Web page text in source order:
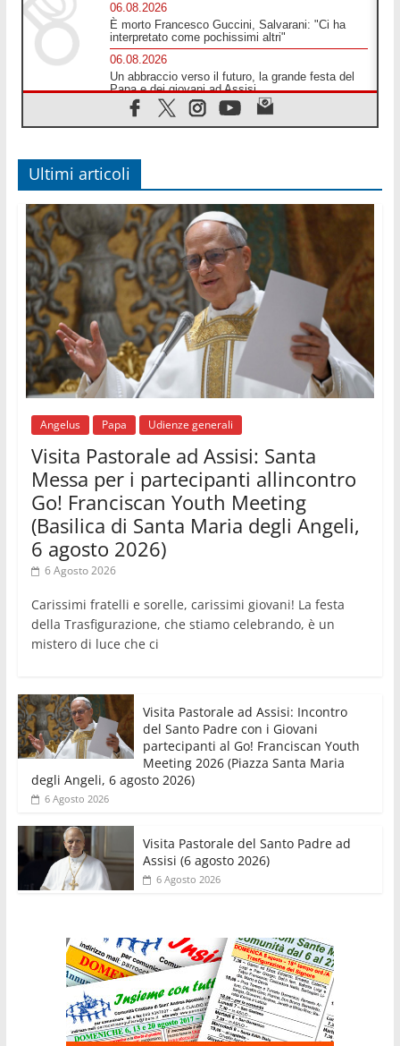
06.08.2026
È morto Francesco Guccini, Salvarani: "Ci ha
interpretato come pochissimi altri"
06.08.2026
Un abbraccio verso il futuro, la grande festa del
Papa e dei giovani ad Assisi
06.08.2026
Il grazie dei giovani al Papa: "Oggi ci sentiamo
06.08.2026
Leone XIV: la rivoluzione del Vangelo abbatte i
muri che separano gli esseri umani
06.08.2026
Fra Marco Vianelli: alla scuola di san Francesco
per imparare il Vangelo della pace
06.08.2026
Hiroshima, ad 81 anni dalla bomba resta alto il
richiamo al disarmo mondiale
06.08.2026
Il Papa con i giovani ad Assisi: costruire la civiltà
dell'amore non delle contrapposizioni
06.08.2026
Hiroshima e Nagasaki, 81 anni dopo. Al via i
"dieci giorni di preghiera per la pace"
Ultimi articoli
Angelus Papa Udienze generali
Visita Pastorale ad Assisi: Santa
Messa per i partecipanti allincontro
Go! Franciscan Youth Meeting
(Basilica di Santa Maria degli Angeli,
6 agosto 2026)
6 Agosto 2026
Carissimi fratelli e sorelle, carissimi giovani! La festa
della Trasfigurazione, che stiamo celebrando, è un
mistero di luce che ci
Visita Pastorale ad Assisi: Incontro
del Santo Padre con i Giovani
partecipanti al Go! Franciscan Youth
Meeting 2026 (Piazza Santa Maria
degli Angeli, 6 agosto 2026)
6 Agosto 2026
Visita Pastorale del Santo Padre ad
Assisi (6 agosto 2026)
6 Agosto 2026